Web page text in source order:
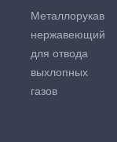
Металлорукав
нержавеющий
для отвода
выхлопных
газов